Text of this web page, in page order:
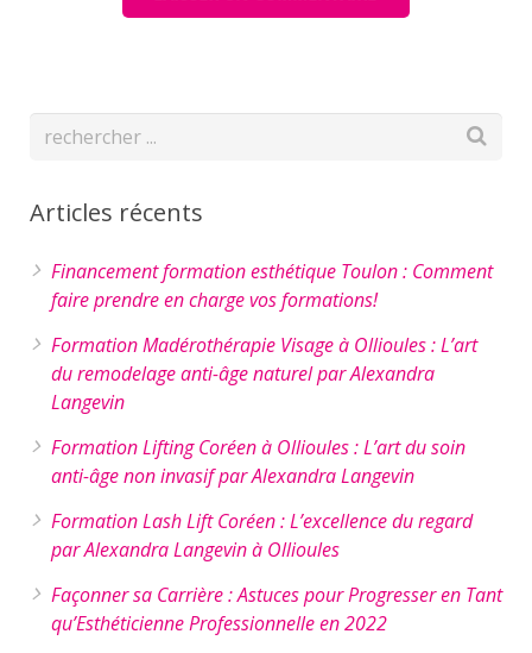
Articles récents
Financement formation esthétique Toulon : Comment
faire prendre en charge vos formations!
Formation Madérothérapie Visage à Ollioules : L’art
du remodelage anti-âge naturel par Alexandra
Langevin
Formation Lifting Coréen à Ollioules : L’art du soin
anti-âge non invasif par Alexandra Langevin
Formation Lash Lift Coréen : L’excellence du regard
par Alexandra Langevin à Ollioules
Façonner sa Carrière : Astuces pour Progresser en Tant
qu’Esthéticienne Professionnelle en 2022